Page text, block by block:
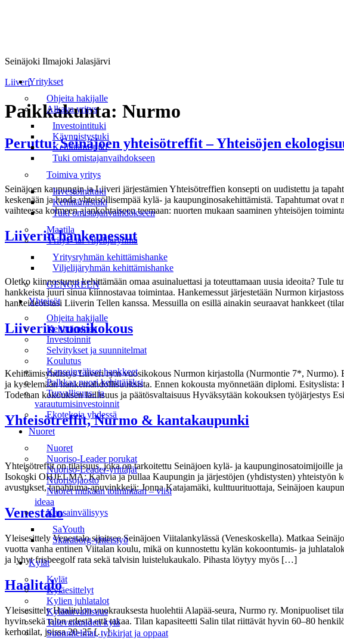
Liiveri
Seinäjoki Ilmajoki Jalasjärvi
ValikkoYritykset
Ohjeita hakijalle
Alkava yritys
Investointituki
Käynnistystuki
Kehittämistuki
Tuki omistajanvaihdokseen
Toimiva yritys
Investointituki
Kehittämistuki
Tuki omistajanvaihdokseen
Maatila
Yritys- tai viljelijäryhmä
Yritysryhmän kehittämishanke
Viljelijäryhmän kehittämishanke
GENGREEN
Yhteisöt
Ohjeita hakijalle
Kehittäminen
Investoinnit
Selvitykset ja suunnitelmat
Koulutus
Kansainväliset hankkeet
Palkkaa nuori kehittäjäksi
Turvallisuus- ja
varautumisinvestoinnit
Ekotekoja yhdessä
Nuoret
Nuoret
Nuoriso-Leader porukat
Nuoriso-Leader-yrittäjät
Nuorisojaosto
Nuoret mukaan toimintaan – viisi
ideaa
Kansainvälisyys
SaYouth
Skaraborg-yhteistyö
Kylät
Kylät
Kyläesittelyt
Kylien juhlatalot
Kyläturvallisuus
Tulevaisuuden kylä
Suunnitelmat, työkirjat ja oppaat
Paikkakunta: Nurmo
Peruttu: Seinäjoen yhteisötreffit – Yhteisöjen
Seinäjoen kaupungin ja Liiveri järjestämien Yhteisötreffien konsepti on uudistettu ja
keskenään ja luoda yhteisöllisempää kylä- ja kaupunginosakehittämistä. Tapahtumat
vaihteessa kolmeen ajankohtaiseen teemaan: nuorten mukaan saaminen yhteisöjen
Liiverin hankemessut
Oletko kiinnostunut kehittämään omaa asuinaluettasi ja toteuttamaan uusia ideoita?
hankkeista juuri sinua kiinnostavaa toimintaa. Hankemessut järjestetään Nurmon
hankeideoistasi Liiverin Tellen kanssa. Messuilla on esillä ainakin seuraavat hankkeet
Liiverin vuosikokous
Kehittämisyhdistys Liiveri ry:n vuosikokous Nurmon kirjastolla (Nurmontie 7*, Nurmo).
ja kyselemään hankemahdollisuuksista. Ennen kokousta myönnetään diplomi.
Todetaan kokouksen laillisuus ja päätösvaltaisuus Hyväksytään kokouksen työjärjestys
Yhteisötreffit, Nurmo & kantakaupunki
Yhteisötreffit on tilaisuus, joka on tarkoitettu Seinäjoen kylä- ja kaupunginosatoimijoille
Isokoski OHJELMA: Kahvia ja pullaa Kaupungin ja järjestöjen (yhdistysten) yhteistyön
avustukset, tapahtuma-apuvinkkejä: Jonna Katajamäki, kulttuurituottaja, Seinäjoen
Venestalo
Yleisesittely Venestalo sijaitsee Seinäjoen Viitalankylässä (Veneskoskella). Matkaa
vuotta vanha entinen Viitalan koulu, mikä on kunnostettu kylän kokoontumis- ja
ja lyhyt frisbeegolf rata sekä talvisin luistelukaukalo. Pihasta löytyy myös […]
Haalitalo
Yleisesittely Haalitalon vuokrauksesta huolehtii Alapää-seura, Nurmo ry. Monipuoliset
hyvin sekä talon edestä että takaa. Tilan kapasiteetti Salin tilat riittävät hyvin 60–80
kerhotilat, joissa 20–25 […]